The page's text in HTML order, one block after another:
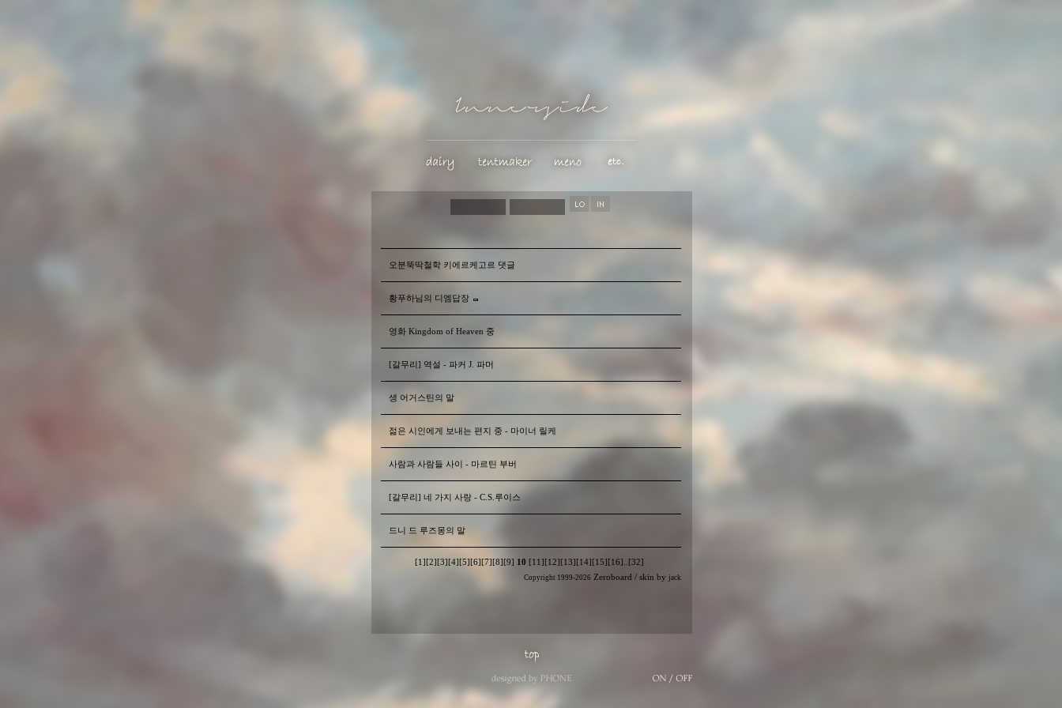
오분뚝딱철학 키에르케고르 댓글
황푸하님의 디엠답장
영화 Kingdom of Heaven 중
[갈무리] 역설 - 파커 J. 파머
생 어거스틴의 말
젊은 시인에게 보내는 편지 중 - 마이너 릴케
사람과 사람들 사이 - 마르틴 부버
[갈무리] 네 가지 사랑 - C.S.루이스
드니 드 루즈몽의 말
[1] [2] [3] [4] [5] [6] [7] [8] [9] 10 [11] [12] [13] [14] [15] [16] [32]
Copyright 1999-2026 Zeroboard / skin by jack